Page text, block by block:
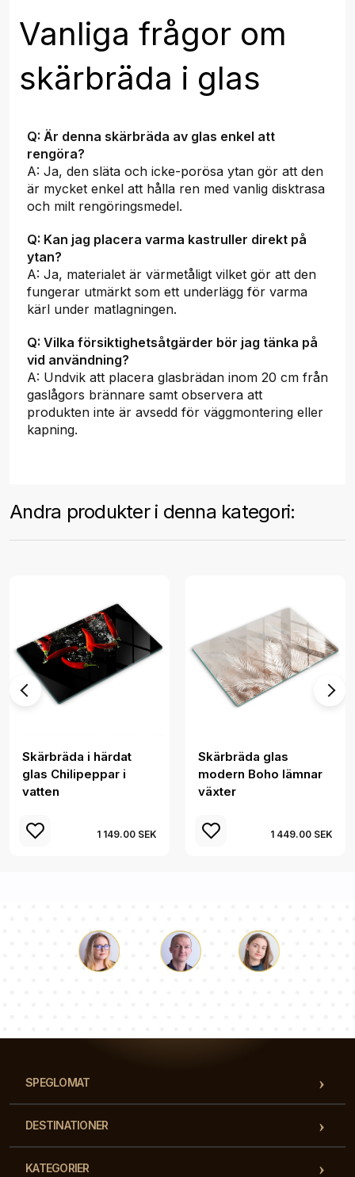
Vanliga frågor om
skärbräda i glas
Q: Är denna skärbräda av glas enkel att
rengöra?
A: Ja, den släta och icke-porösa ytan gör att den
är mycket enkel att hålla ren med vanlig disktrasa
och milt rengöringsmedel.
Q: Kan jag placera varma kastruller direkt på
ytan?
A: Ja, materialet är värmetåligt vilket gör att den
fungerar utmärkt som ett underlägg för varma
kärl under matlagningen.
Q: Vilka försiktighetsåtgärder bör jag tänka på
vid användning?
A: Undvik att placera glasbrädan inom 20 cm från
gaslågors brännare samt observera att
produkten inte är avsedd för väggmontering eller
kapning.
Andra produkter i denna kategori:
Skärbräda i härdat
glas Chilipeppar i
vatten
1 149.00 SEK
Skärbräda glas
modern Boho lämnar
växter
1 449.00 SEK
SPEGLOMAT
DESTINATIONER
KATEGORIER